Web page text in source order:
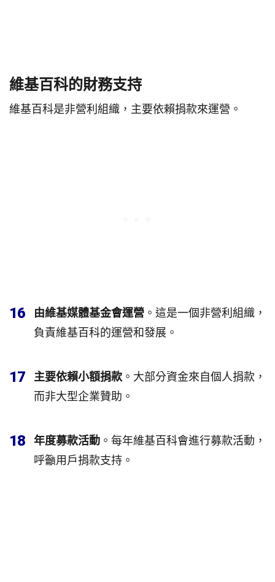
維基百科的財務支持
維基百科是非營利組織，主要依賴捐款來運營。
16 由維基媒體基金會運營 。這是一個非營利組織，
負責維基百科的運營和發展。
17 主要依賴小額捐款 。大部分資金來自個人捐款，
而非大型企業贊助。
18 年度募款活動 。每年維基百科會進行募款活動，
呼籲用戶捐款支持。